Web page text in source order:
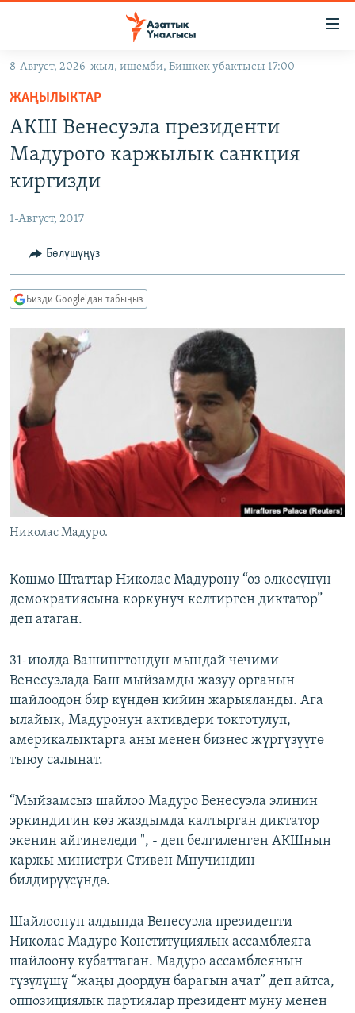
Навигацияга
өтүңүз
Издөөгө
салыңыз
МАДАНИЯТ
УКРАИНА
ТВ ПРОГРАММАЛАР
БҮГҮН АЗАТТЫКТА
ДАНИСТЕ
ЭЖЕ-СИҢДИЛЕР
АЗАТТЫК+
ЫҢГАЙСЫЗ СУРООЛОР
ПОДКАСТ
Русский
ОНЛАЙН ШЕРИНЕ
ЭЕ/АРнун бардык сайттары
8-Август, 2026-жыл, ишемби, Бишкек убактысы 17:00
ЖАҢЫЛЫКТАР
АКШ Венесуэла президенти
Мадурого каржылык санкция
киргизди
1-Август, 2017
Бөлүшүңүз
Бизди Google'дан табыңыз
Николас Мадуро.
Кошмо Штаттар Николас Мадурону “өз өлкөсүнүн
демократиясына коркунуч келтирген диктатор”
деп атаган.
31-июлда Вашингтондун мындай чечими
Венесуэлада Баш мыйзамды жазуу органын
шайлоодон бир күндөн кийин жарыяланды. Ага
ылайык, Мадуронун активдери токтотулуп,
америкалыктарга аны менен бизнес жүргүзүүгө
тыюу салынат.
“Мыйзамсыз шайлоо Мадуро Венесуэла элинин
эркиндигин көз жаздымда калтырган диктатор
экенин айгинеледи ", - деп белгиленген АКШнын
каржы министри Стивен Мнучиндин
билдирүүсүндө.
Шайлоонун алдында Венесуэла президенти
Николас Мадуро Конституциялык ассамблеяга
шайлоону кубаттаган. Мадуро ассамблеянын
түзүлүшү “жаңы доордун барагын ачат” деп айтса,
оппозициялык партиялар президент муну менен